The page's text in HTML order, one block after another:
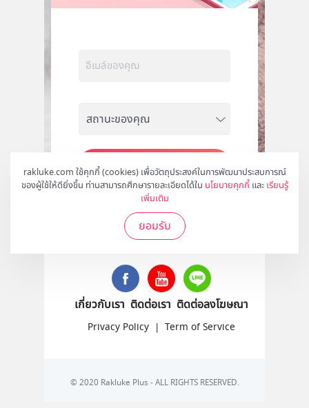
rakluke.com ใช้คุกกี้ (cookies) เพื่อวัตถุประสงค์ในการพัฒนาประสบการณ์
ของผู้ใช้ให้ดียิ่งขึ้น ท่านสามารถศึกษารายละเอียดได้ใน นโยบายคุกกี้ และ เรียนรู้
เพิ่มเติม
ยอมรับ
สมัคร
ติดตามเราได้ที่
เกี่ยวกับเรา ติดต่อเรา ติดต่อลงโฆษณา
Privacy Policy | Term of Service
© 2020 Rakluke Plus - ALL RIGHTS RESERVED.